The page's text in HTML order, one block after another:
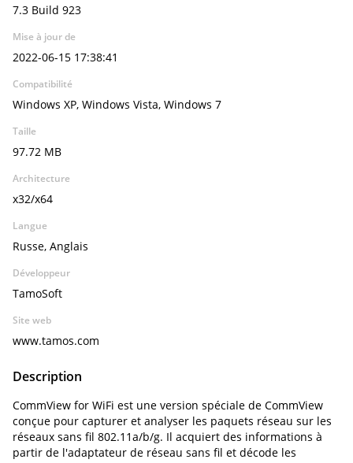
7.3 Build 923
Mise à jour de
2022-06-15 17:38:41
Compatibilité
Windows XP, Windows Vista, Windows 7
Taille
97.72 MB
Architecture
x32/x64
Langue
Russe, Anglais
Développeur
TamoSoft
Site web
www.tamos.com
Description
CommView for WiFi est une version spéciale de CommView
conçue pour capturer et analyser les paquets réseau sur les
réseaux sans fil 802.11a/b/g. Il acquiert des informations à
partir de l'adaptateur de réseau sans fil et décode les